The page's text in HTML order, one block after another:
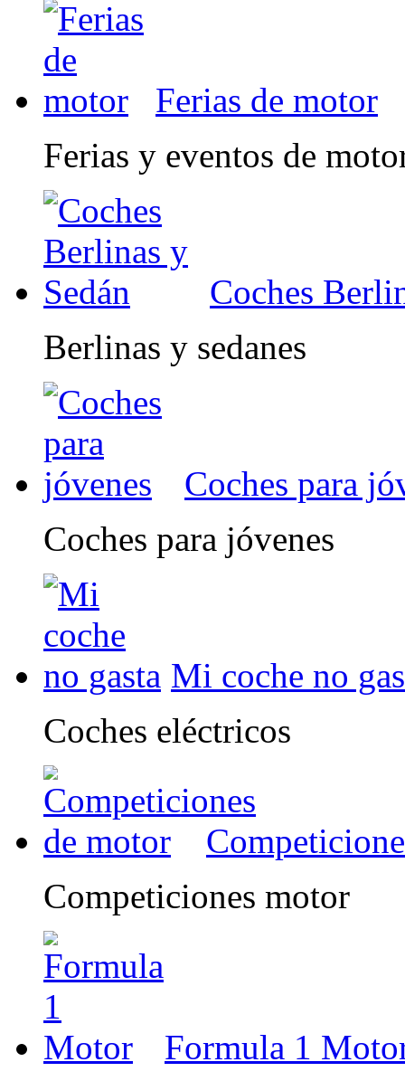
Ferias de motor
Ferias y eventos de
Coches
Berlinas y sedanes
Coches para
Coches para jóvenes
Mi coche no
Coches eléctricos
Competiciones motor
Formula 1